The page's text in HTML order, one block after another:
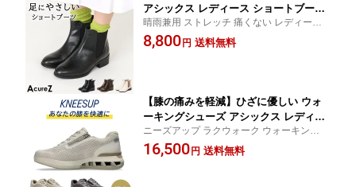
アシックス レディース ショートブーツ
ブーツ レインシューズ サイドゴアブー
ツ アキュアーズ 疲れない 女性 靴 梅雨
晴雨兼用 ストレッチ 痛くない レディース
ブーツ AcureZ アキュアーズ アシックス 疲
れない 通勤 通勤 長靴 消臭 レインブーツ 履
8,800円 送料無料
【膝の痛みを軽減】ひざに優しい ウォ
ーキングシューズ アシックス レディー
ス 母の日 ニーズアップ 5E 幅広 KNEE
SUP スニーカー ひざ 関節痛 O脚 ゆっ
ニーズアップ ラクウォーク ウォーキング
ひざの痛み 関節 痛 矯正 スニーカー アシッ
クス商事 レディース シニア 靴 疲れない 50
16,500円 送料無料